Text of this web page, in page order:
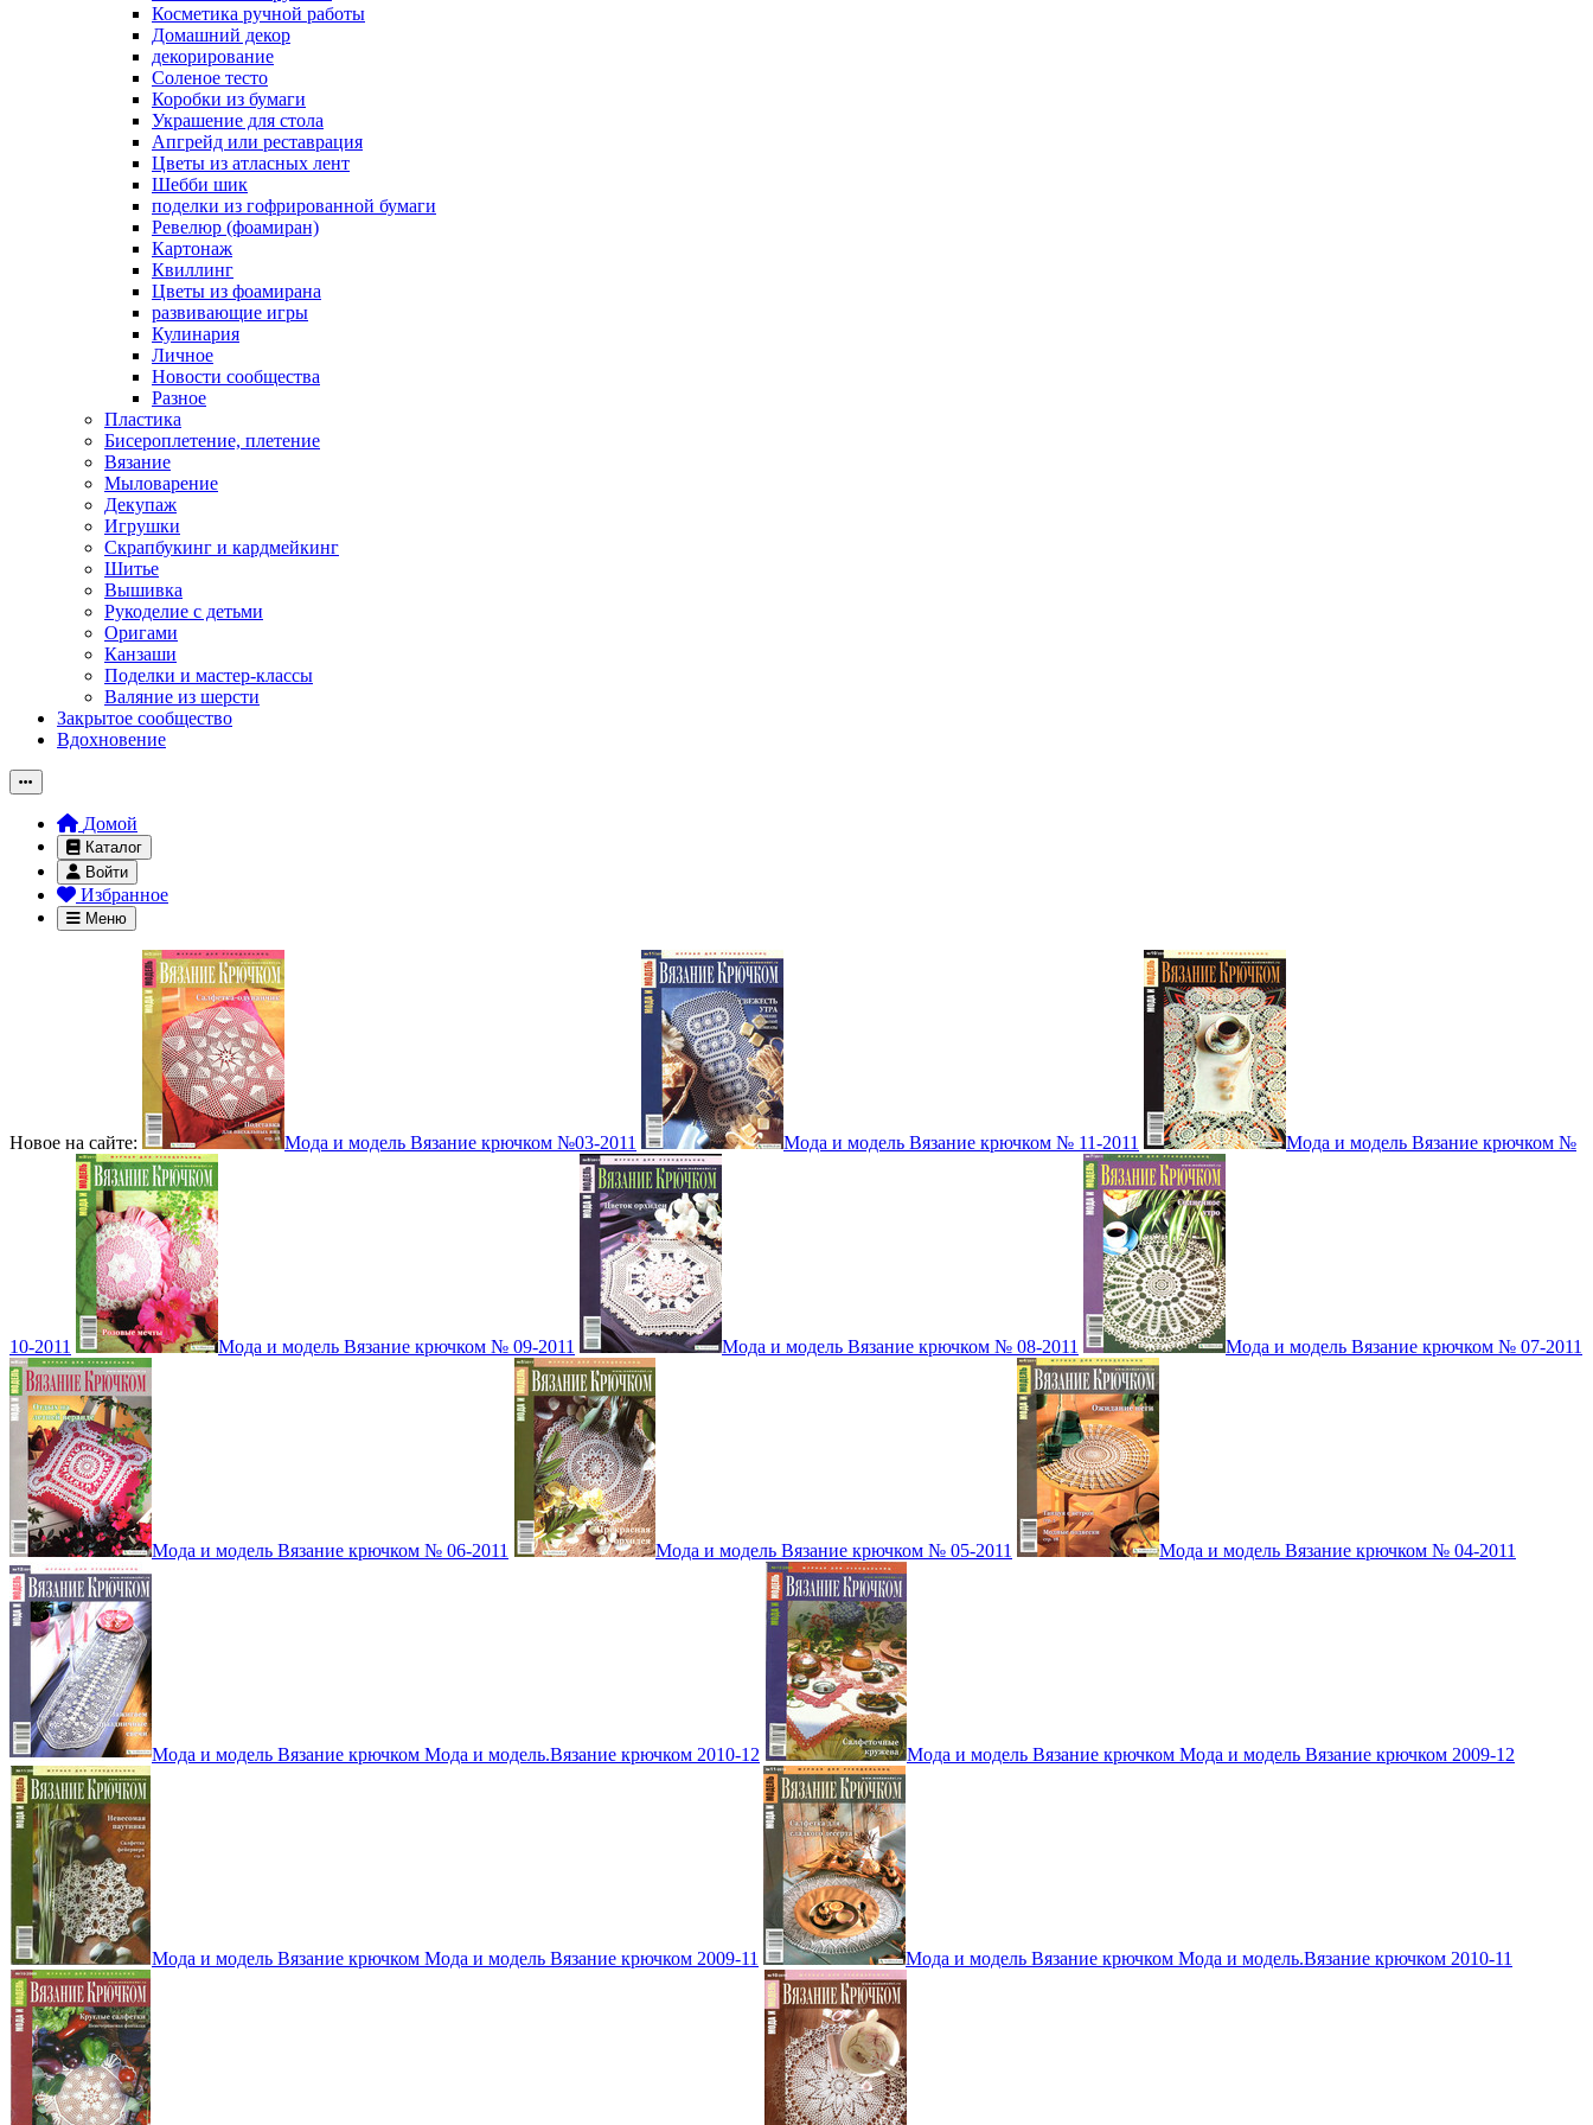
Косметика ручной работы
Домашний декор
декорирование
Соленое тесто
Коробки из бумаги
Украшение для стола
Апгрейд или реставрация
Цветы из атласных лент
Шебби шик
поделки из гофрированной бумаги
Ревелюр (фоамиран)
Картонаж
Квиллинг
Цветы из фоамирана
развивающие игры
Кулинария
Личное
Новости сообщества
Разное
Пластика
Бисероплетение, плетение
Вязание
Мыловарение
Декупаж
Игрушки
Скрапбукинг и кардмейкинг
Шитье
Вышивка
Рукоделие с детьми
Оригами
Канзаши
Поделки и мастер-классы
Валяние из шерсти
Закрытое сообщество
Вдохновение
Домой
Каталог
Войти
Избранное
Меню
Новое на сайте: Мода и модель Вязание крючком №03-2011 Мода и модель Вязание крючком № 11-2011 Мода и модель Вязание крючком №
10-2011 Мода и модель Вязание крючком № 09-2011 Мода и модель Вязание крючком № 08-2011 Мода и модель Вязание крючком № 07-2011
Мода и модель Вязание крючком № 06-2011 Мода и модель Вязание крючком № 05-2011 Мода и модель Вязание крючком № 04-2011
Мода и модель Вязание крючком Мода и модель.Вязание крючком 2010-12 Мода и модель Вязание крючком Мода и модель Вязание крючком 2009-12
Мода и модель Вязание крючком Мода и модель Вязание крючком 2009-11 Мода и модель Вязание крючком Мода и модель.Вязание крючком 2010-11